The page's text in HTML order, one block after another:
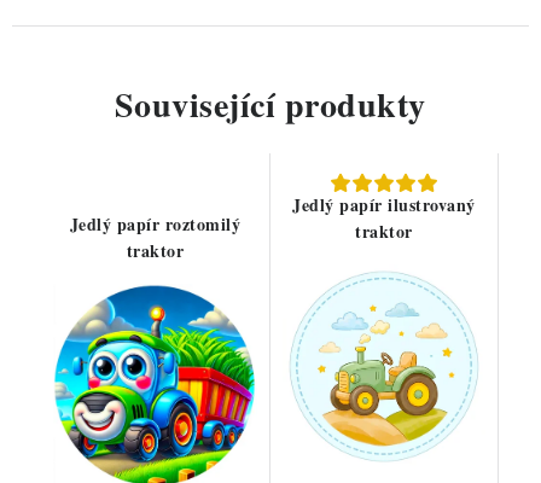
Související produkty
Jedlý papír roztomilý
traktor
Jedlý papír ilustrovaný
traktor